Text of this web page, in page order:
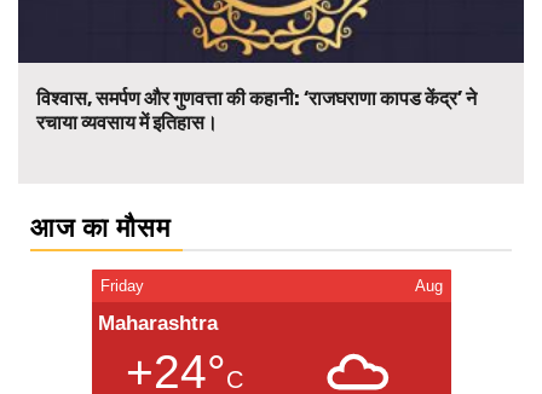
विश्वास, समर्पण और गुणवत्ता की कहानी: ‘राजघराणा कापड केंद्र’ ने
रचाया व्यवसाय में इतिहास।
आज का मौसम
Friday Aug
Maharashtra
+24°C